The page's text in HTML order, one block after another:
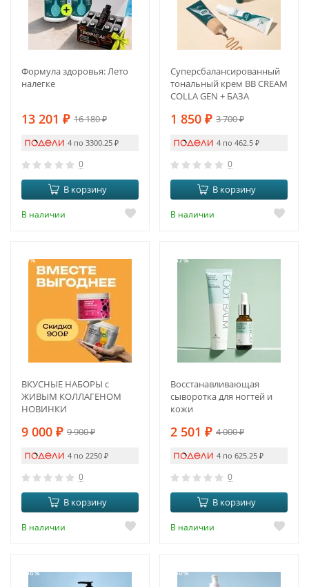
Формула здоровья: Лето
налегке
13 201 ₽ 16 180₽
4 по 3300.25 ₽
0
В корзину
В наличии
Суперсбалансированный
тональный крем BB CREAM
COLLA GEN + БАЗА
1 850 ₽ 3 700₽
4 по 462.5 ₽
0
В корзину
В наличии
-9%
ВКУСНЫЕ НАБОРЫ с
ЖИВЫМ КОЛЛАГЕНОМ
НОВИНКИ
9 000 ₽ 9 900₽
4 по 2250 ₽
0
В корзину
В наличии
-37%
Восстанавливающая
сыворотка для ногтей и
кожи
2 501 ₽ 4 000₽
4 по 625.25 ₽
0
В корзину
В наличии
-36% -50%